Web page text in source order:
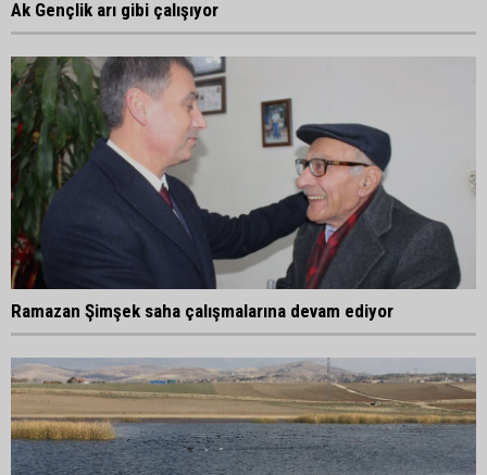
Ak Gençlik arı gibi çalışıyor
Ramazan Şimşek saha çalışmalarına devam ediyor